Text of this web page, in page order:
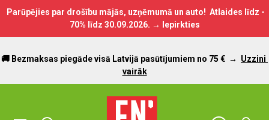
Parūpējies par drošību mājās, uzņēmumā un auto! Atlaides līdz -
70% līdz 30.09.2026. → Iepirkties
🚚 Bezmaksas piegāde visā Latvijā pasūtījumiem no 75 € → Uzzini
vairāk